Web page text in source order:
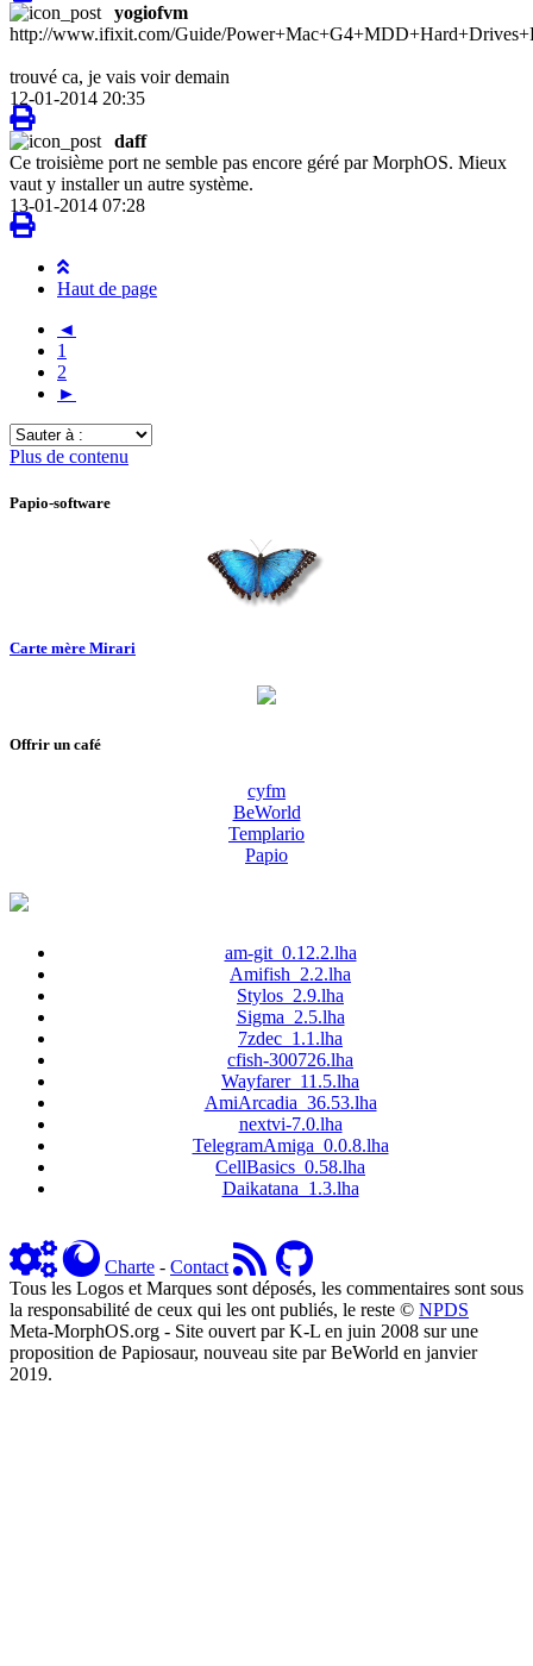
yogiofvm
http://www.ifixit.com/Guide/
trouvé ca, je vais voir demain
12-01-2014 20:35
daff
Ce troisième port ne semble pas encore géré par MorphOS. Mieux
vaut y installer un autre système.
13-01-2014 07:28
Haut de page
◄
1
2
►
Sauter
à
Plus de contenu
Papio-software
Carte mère Mirari
Offrir un café
cyfm
BeWorld
Templario
Papio
am-git_0.12.2.lha
Amifish_2.2.lha
Stylos_2.9.lha
Sigma_2.5.lha
7zdec_1.1.lha
cfish-300726.lha
Wayfarer_11.5.lha
AmiArcadia_36.53.lha
nextvi-7.0.lha
TelegramAmiga_0.0.8.lha
CellBasics_0.58.lha
Daikatana_1.3.lha
Charte - Contact
Tous les Logos et Marques sont déposés, les commentaires sont sous
la responsabilité de ceux qui les ont publiés, le reste © NPDS
Meta-MorphOS.org - Site ouvert par K-L en juin 2008 sur une
proposition de Papiosaur, nouveau site par BeWorld en janvier
2019.